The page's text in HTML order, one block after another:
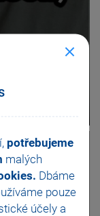
potřebujeme
malých
Dbáme
pouze
účely a